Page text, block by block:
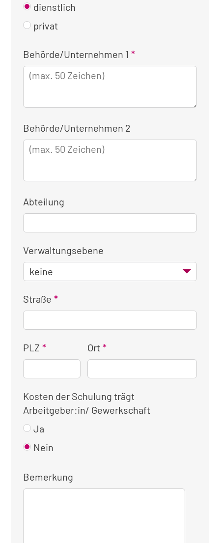
dienstlich
privat
Kontaktinformationen
für
die
Behörde/Unternehmen 1
Behörde/Unternehmen 2
Abteilung
Verwaltungsebene
Straße
PLZ Ort
Kosten der Schulung trägt
Arbeitgeber:in/ Gewerkschaft
Ja
Nein
Bemerkung